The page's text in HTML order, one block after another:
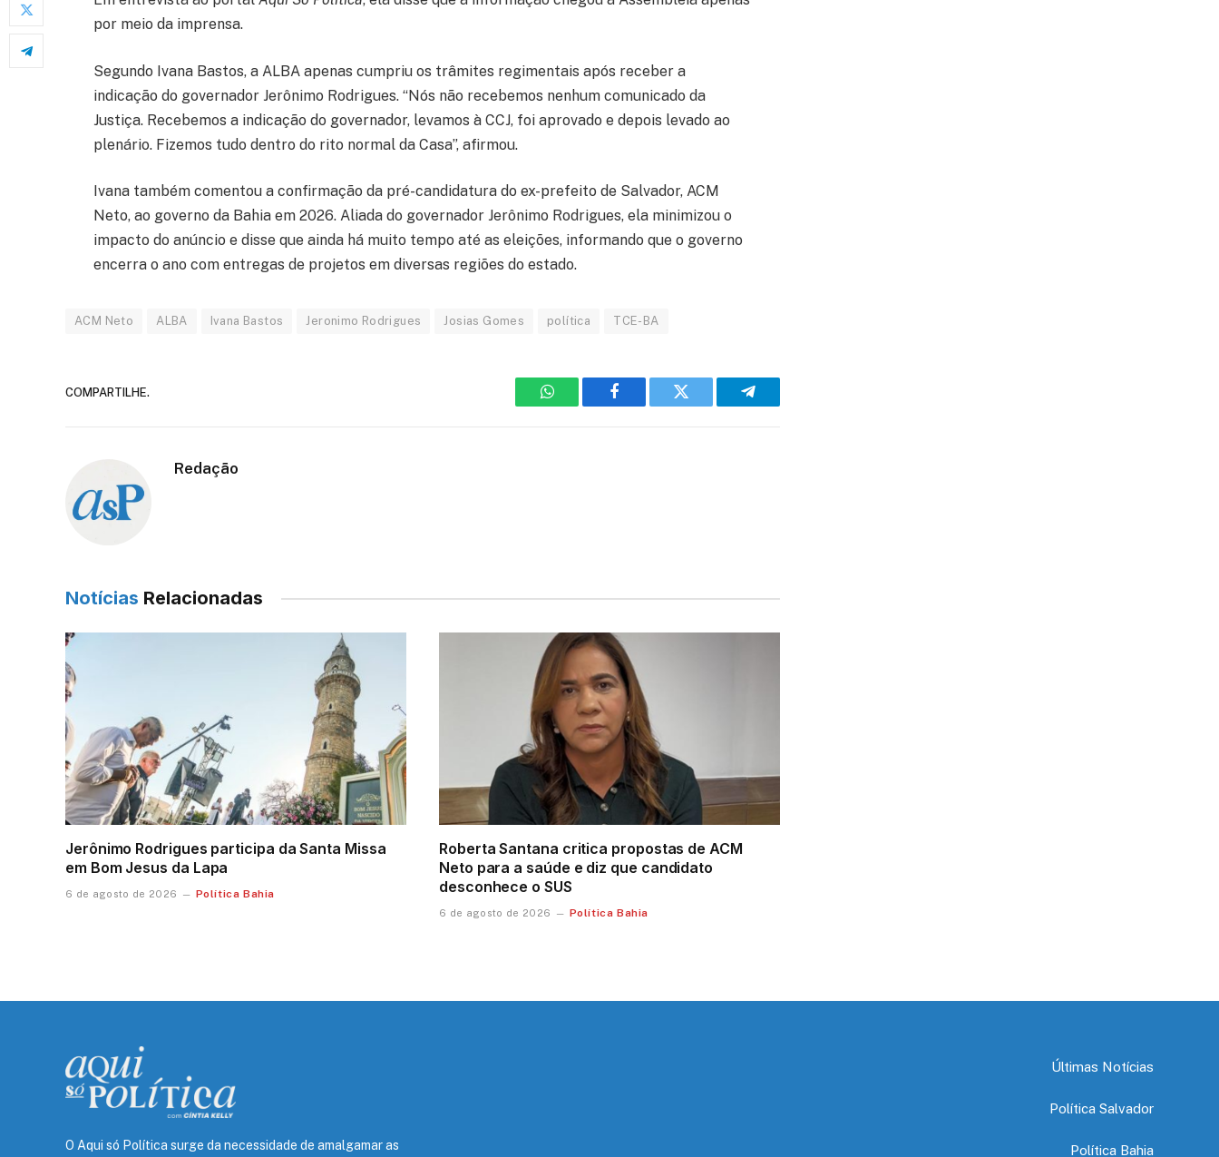
por meio da imprensa.
Segundo Ivana Bastos, a ALBA apenas cumpriu os trâmites regimentais após receber a
indicação do governador Jerônimo Rodrigues. “Nós não recebemos nenhum comunicado da
Justiça. Recebemos a indicação do governador, levamos à CCJ, foi aprovado e depois levado ao
plenário. Fizemos tudo dentro do rito normal da Casa”, afirmou.
Ivana também comentou a confirmação da pré-candidatura do ex-prefeito de Salvador, ACM
Neto, ao governo da Bahia em 2026. Aliada do governador Jerônimo Rodrigues, ela minimizou o
impacto do anúncio e disse que ainda há muito tempo até as eleições, informando que o governo
encerra o ano com entregas de projetos em diversas regiões do estado.
ACM Neto ALBA Ivana Bastos Jeronimo Rodrigues Josias Gomes política TCE-BA
COMPARTILHE.
WhatsAppFacebook Twitter Telegram
Redação
Notícias Relacionadas
Jerônimo Rodrigues participa da Santa Missa
em Bom Jesus da Lapa
6 de agosto de 2026 Política Bahia
Roberta Santana critica propostas de ACM
Neto para a saúde e diz que candidato
desconhece o SUS
6 de agosto de 2026 Política Bahia
O Aqui só Política surge da necessidade de amalgamar as
Últimas Notícias
Política Salvador
Política Bahia